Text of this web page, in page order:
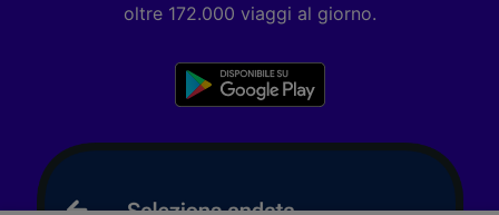
oltre 172.000 viaggi al giorno.